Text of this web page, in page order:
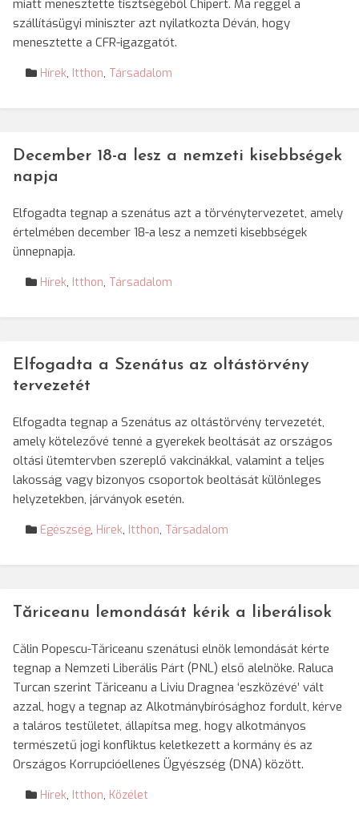
miatt menesztette tisztségéből Chipert. Ma reggel a
szállításügyi miniszter azt nyilatkozta Déván, hogy
menesztette a CFR-igazgatót.
Hírek, Itthon, Társadalom
December 18-a lesz a nemzeti kisebbségek
napja
Elfogadta tegnap a szenátus azt a törvénytervezetet, amely
értelmében december 18-a lesz a nemzeti kisebbségek
ünnepnapja.
Hírek, Itthon, Társadalom
Elfogadta a Szenátus az oltástörvény
tervezetét
Elfogadta tegnap a Szenátus az oltástörvény tervezetét,
amely kötelezővé tenné a gyerekek beoltását az országos
oltási ütemtervben szereplő vakcinákkal, valamint a teljes
lakosság vagy bizonyos csoportok beoltását különleges
helyzetekben, járványok esetén.
Egészség, Hírek, Itthon, Társadalom
Tăriceanu lemondását kérik a liberálisok
Călin Popescu-Tăriceanu szenátusi elnök lemondását kérte
tegnap a Nemzeti Liberális Párt (PNL) első alelnöke. Raluca
Turcan szerint Tăriceanu a Liviu Dragnea ‘eszközévé’ vált
azzal, hogy a tegnap az Alkotmánybírósághoz fordult, kérve
a taláros testületet, állapítsa meg, hogy alkotmányos
természetű jogi konfliktus keletkezett a kormány és az
Országos Korrupcióellenes Ügyészség (DNA) között.
Hírek, Itthon, Közélet